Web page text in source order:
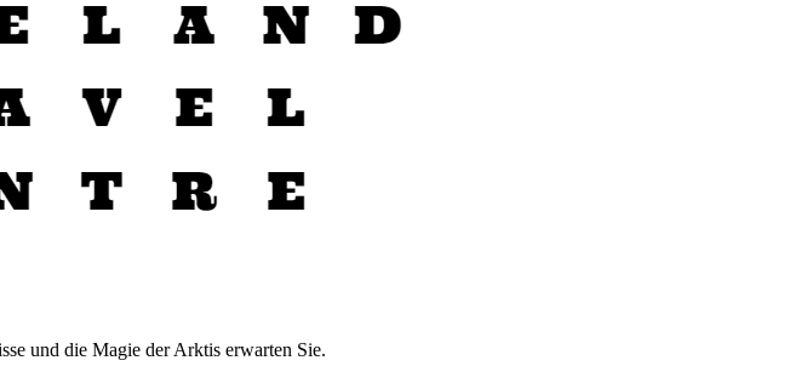
und die Magie der Arktis erwarten Sie.